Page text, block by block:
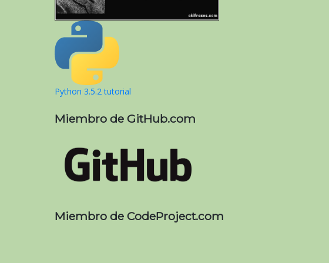
Python 3.5.2 tutorial
Miembro de GitHub.com
Miembro de CodeProject.com